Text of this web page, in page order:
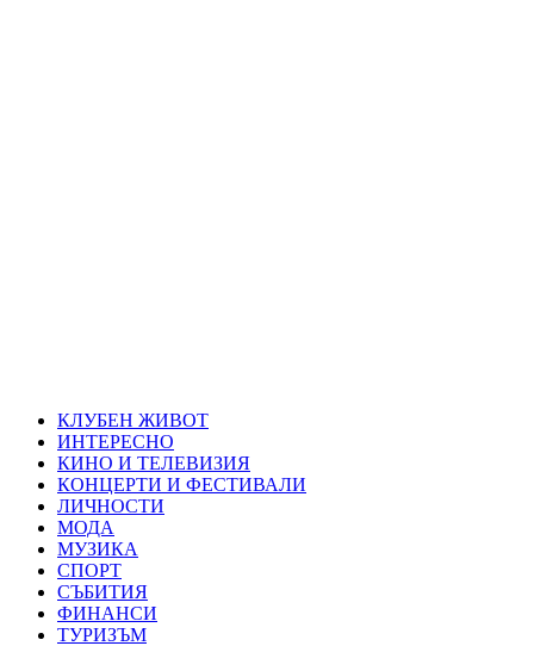
КЛУБЕН ЖИВОТ
ИНТЕРЕСНО
КИНО И ТЕЛЕВИЗИЯ
КОНЦЕРТИ И ФЕСТИВАЛИ
ЛИЧНОСТИ
МОДА
МУЗИКА
СПОРТ
СЪБИТИЯ
ФИНАНСИ
ТУРИЗЪМ